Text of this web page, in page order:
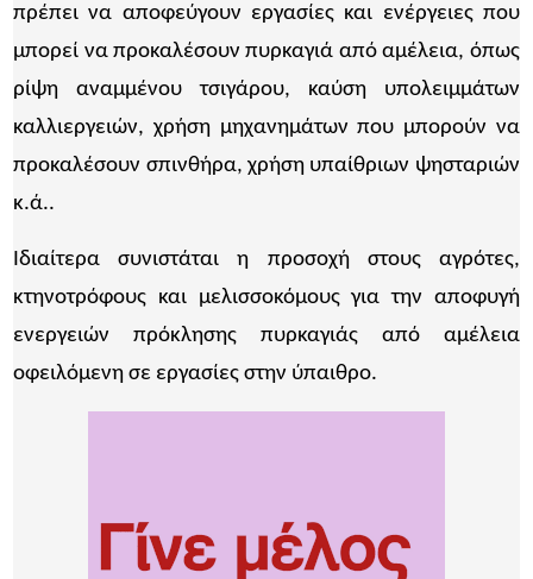
πρέπει να αποφεύγουν εργασίες και ενέργειες που
μπορεί να προκαλέσουν πυρκαγιά από αμέλεια, όπως
ρίψη αναμμένου τσιγάρου, καύση υπολειμμάτων
καλλιεργειών, χρήση μηχανημάτων που μπορούν να
προκαλέσουν σπινθήρα, χρήση υπαίθριων ψησταριών
κ.ά..
Ιδιαίτερα συνιστάται η προσοχή στους αγρότες,
κτηνοτρόφους και μελισσοκόμους για την αποφυγή
ενεργειών πρόκλησης πυρκαγιάς από αμέλεια
οφειλόμενη σε εργασίες στην ύπαιθρο.